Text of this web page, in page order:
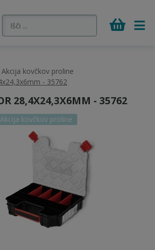
Akcija kovčkov proline
- 35762
28,4X24,3X6MM - 35762
Akcija kovčkov proline